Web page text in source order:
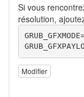
Si vous
résolution,
Modifier